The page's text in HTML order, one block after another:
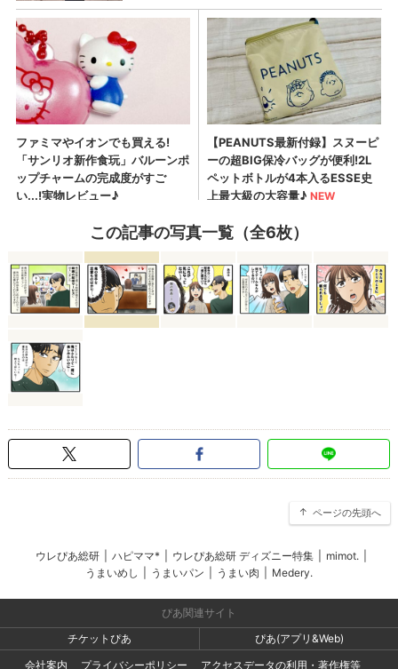
この記事の写真一覧（全6枚）
ページの先頭へ
ウレぴあ総研 ハピママ* ウレぴあ総研 ディズニー特集 mimot.
うまいめし
うまいパン うまい肉 Medery.
ぴあ関連サイト
チケットぴあ
ぴあ(アプリ&Web)
会社案内
プライバシーポリシー アクセスデータの利用・著作権等